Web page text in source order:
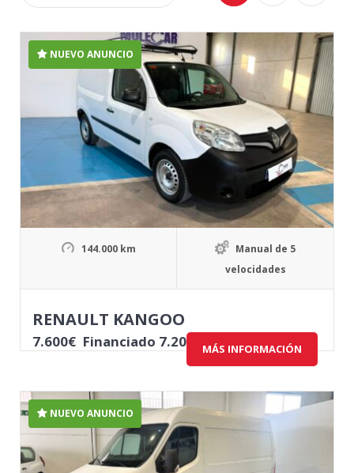
NUEVO ANUNCIO
144.000 km
Manual de 5
velocidades
RENAULT KANGOO
7.600€ Financiado 7.200,00€+ IVA
MÁS INFORMACIÓN
NUEVO ANUNCIO